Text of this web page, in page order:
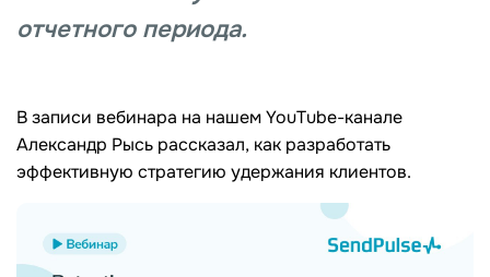
отчетного периода.
В записи вебинара на нашем YouTube-канале
Александр Рысь рассказал, как разработать
эффективную стратегию удержания клиентов.